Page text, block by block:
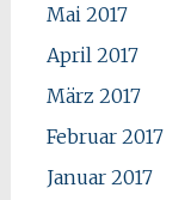
Mai 2017
April 2017
März 2017
Februar 2017
Januar 2017